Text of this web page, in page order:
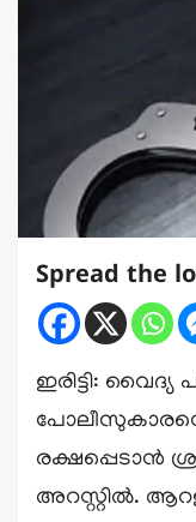
Spread the
ഇരിട്ടി:
രക്ഷപ്പെടാൻ
അറസ്റ്റിൽ.